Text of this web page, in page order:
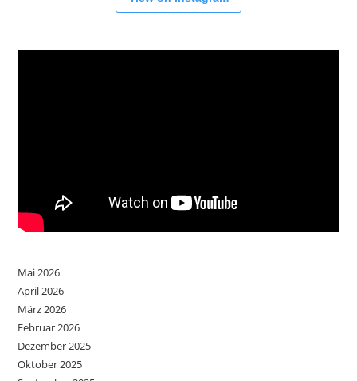
Mai 2026
April 2026
März 2026
Februar 2026
Dezember 2025
Oktober 2025